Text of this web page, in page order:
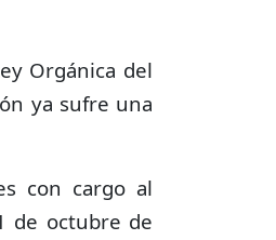
Orgánica del
ya sufre una
con cargo al
de octubre de